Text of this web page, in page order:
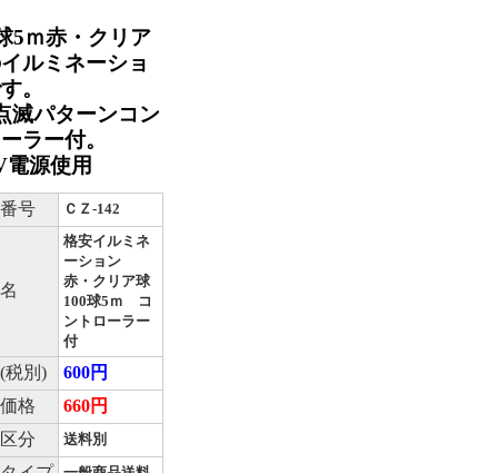
5ｍ赤・クリア
ルミネーショ
。
滅パターンコン
ラー付。
電源使用
号 ＣＺ-142
格安イルミネ
ーション
赤・クリア球
100球5ｍ コ
ントローラー
付
税別)
600円
格
660円
分
送料別